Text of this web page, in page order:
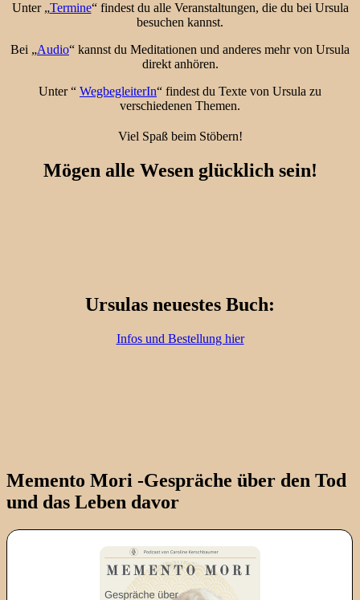
Unter „Termine“ findest du alle Veranstaltungen, die du bei Ursula
besuchen kannst.
Bei „Audio“ kannst du Meditationen und anderes mehr von Ursula
direkt anhören.
Unter “ WegbegleiterIn“ findest du Texte von Ursula zu
verschiedenen Themen.
Viel Spaß beim Stöbern!
Mögen alle Wesen glücklich sein!
Ursulas neuestes Buch:
Infos und Bestellung hier
Memento Mori -Gespräche über den Tod
und das Leben davor